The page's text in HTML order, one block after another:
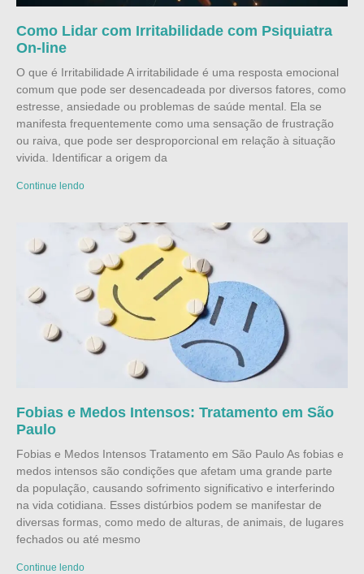
Como Lidar com Irritabilidade com Psiquiatra
On-line
O que é Irritabilidade A irritabilidade é uma resposta emocional
comum que pode ser desencadeada por diversos fatores, como
estresse, ansiedade ou problemas de saúde mental. Ela se
manifesta frequentemente como uma sensação de frustração
ou raiva, que pode ser desproporcional em relação à situação
vivida. Identificar a origem da
Continue lendo
Fobias e Medos Intensos: Tratamento em São
Paulo
Fobias e Medos Intensos Tratamento em São Paulo As fobias e
medos intensos são condições que afetam uma grande parte
da população, causando sofrimento significativo e interferindo
na vida cotidiana. Esses distúrbios podem se manifestar de
diversas formas, como medo de alturas, de animais, de lugares
fechados ou até mesmo
Continue lendo